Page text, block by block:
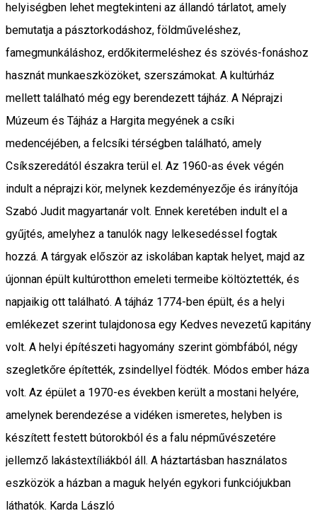
helyiségben lehet megtekinteni az állandó tárlatot, amely
bemutatja a pásztorkodáshoz, földműveléshez,
famegmunkáláshoz, erdőkitermeléshez és szövés-fonáshoz
hasznát munkaeszközöket, szerszámokat. A kultúrház
mellett található még egy berendezett tájház. A Néprajzi
Múzeum és Tájház a Hargita megyének a csíki
medencéjében, a felcsíki térségben található, amely
Csíkszeredától északra terül el. Az 1960-as évek végén
indult a néprajzi kör, melynek kezdeményezője és irányítója
Szabó Judit magyartanár volt. Ennek keretében indult el a
gyűjtés, amelyhez a tanulók nagy lelkesedéssel fogtak
hozzá. A tárgyak először az iskolában kaptak helyet, majd az
újonnan épült kultúrotthon emeleti termeibe költöztették, és
napjaikig ott található. A tájház 1774-ben épült, és a helyi
emlékezet szerint tulajdonosa egy Kedves nevezetű kapitány
volt. A helyi építészeti hagyomány szerint gömbfából, négy
szegletkőre építették, zsindellyel födték. Módos ember háza
volt. Az épület a 1970-es években került a mostani helyére,
amelynek berendezése a vidéken ismeretes, helyben is
készített festett bútorokból és a falu népművészetére
jellemző lakástextíliákból áll. A háztartásban használatos
eszközök a házban a maguk helyén egykori funkciójukban
láthatók. Karda László